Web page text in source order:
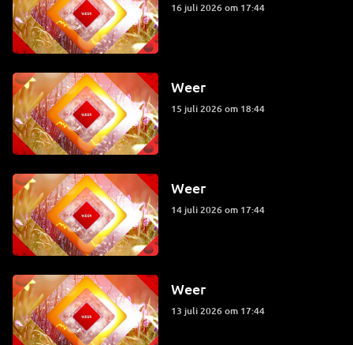
16 juli 2026 om 17:44
Weer
15 juli 2026 om 18:44
Weer
14 juli 2026 om 17:44
Weer
13 juli 2026 om 17:44